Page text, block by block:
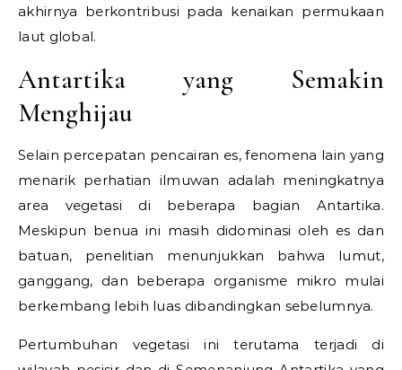
akhirnya berkontribusi pada kenaikan permukaan
laut global.
Antartika yang Semakin
Menghijau
Selain percepatan pencairan es, fenomena lain yang
menarik perhatian ilmuwan adalah meningkatnya
area vegetasi di beberapa bagian Antartika.
Meskipun benua ini masih didominasi oleh es dan
batuan, penelitian menunjukkan bahwa lumut,
ganggang, dan beberapa organisme mikro mulai
berkembang lebih luas dibandingkan sebelumnya.
Pertumbuhan vegetasi ini terutama terjadi di